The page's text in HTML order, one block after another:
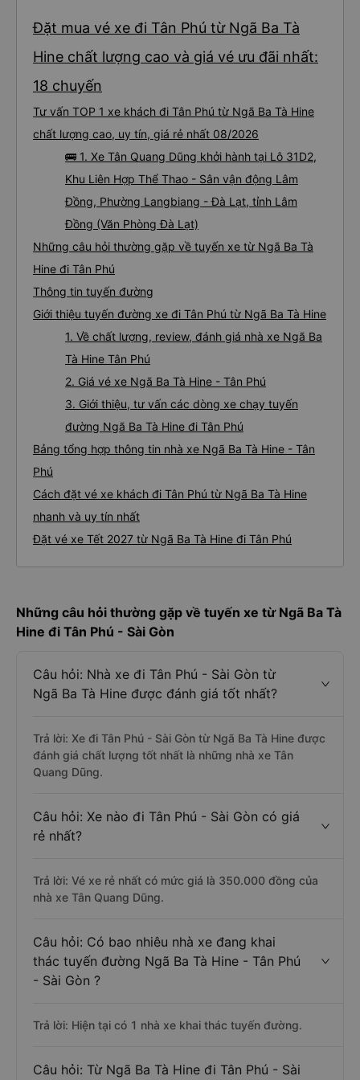
Đặt mua vé xe đi Tân Phú từ Ngã Ba Tà
Hine chất lượng cao và giá vé ưu đãi nhất:
18 chuyến
Tư vấn TOP 1 xe khách đi Tân Phú từ Ngã Ba Tà Hine
chất lượng cao, uy tín, giá rẻ nhất 08/2026
🚌 1. Xe Tân Quang Dũng khởi hành tại Lô 31D2,
Khu Liên Hợp Thể Thao - Sân vận động Lâm
Đồng, Phường Langbiang - Đà Lạt, tỉnh Lâm
Đồng (Văn Phòng Đà Lạt)
Những câu hỏi thường gặp về tuyến xe từ Ngã Ba Tà
Hine đi Tân Phú
Thông tin tuyến đường
Giới thiệu tuyến đường xe đi Tân Phú từ Ngã Ba Tà Hine
1. Về chất lượng, review, đánh giá nhà xe Ngã Ba
Tà Hine Tân Phú
2. Giá vé xe Ngã Ba Tà Hine - Tân Phú
3. Giới thiệu, tư vấn các dòng xe chạy tuyến
đường Ngã Ba Tà Hine đi Tân Phú
Bảng tổng hợp thông tin nhà xe Ngã Ba Tà Hine - Tân
Phú
Cách đặt vé xe khách đi Tân Phú từ Ngã Ba Tà Hine
nhanh và uy tín nhất
Đặt vé xe Tết 2027 từ Ngã Ba Tà Hine đi Tân Phú
Những câu hỏi thường gặp về tuyến xe từ Ngã Ba Tà
Hine đi Tân Phú - Sài Gòn
Câu hỏi: Nhà xe đi Tân Phú - Sài Gòn từ
Ngã Ba Tà Hine được đánh giá tốt nhất?
Trả lời: Xe đi Tân Phú - Sài Gòn từ Ngã Ba Tà Hine được
đánh giá chất lượng tốt nhất là những nhà xe Tân
Quang Dũng.
Câu hỏi: Xe nào đi Tân Phú - Sài Gòn có giá
rẻ nhất?
Trả lời: Vé xe rẻ nhất có mức giá là 350.000 đồng của
nhà xe Tân Quang Dũng.
Câu hỏi: Có bao nhiêu nhà xe đang khai
thác tuyến đường Ngã Ba Tà Hine - Tân Phú
- Sài Gòn ?
Trả lời: Hiện tại có 1 nhà xe khai thác tuyến đường.
Câu hỏi: Từ Ngã Ba Tà Hine đi Tân Phú - Sài